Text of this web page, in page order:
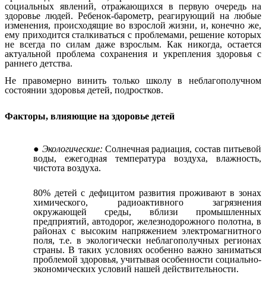
социальных явлений, отражающихся в первую очередь на
здоровье людей. Ребенок-барометр, реагирующий на любые
изменения, происходящие во взрослой жизни, и, конечно же,
ему приходится сталкиваться с проблемами, решение которых
не всегда по силам даже взрослым. Как никогда, остается
актуальной проблема сохранения и укрепления здоровья с
раннего детства.
Не правомерно винить только школу в неблагополучном
состоянии здоровья детей, подростков.
Факторы, влияющие на здоровье детей
Экологические:Солнечная радиация, состав питьевой
воды, ежегодная температура воздуха, влажность,
чистота воздуха.
80% детей с дефицитом развития проживают в зонах
химического, радиоактивного загрязнения
окружающей среды, вблизи промышленных
предприятий, автодорог, железнодорожного полотна, в
районах с высоким напряжением электромагнитного
поля, т.е. в экологически неблагополучных регионах
страны. В таких условиях особенно важно заниматься
проблемой здоровья, учитывая особенности социально-
экономических условий нашей действительности.